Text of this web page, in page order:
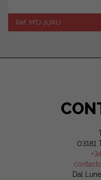
Ref. MTJ-JURU
03181
Dal